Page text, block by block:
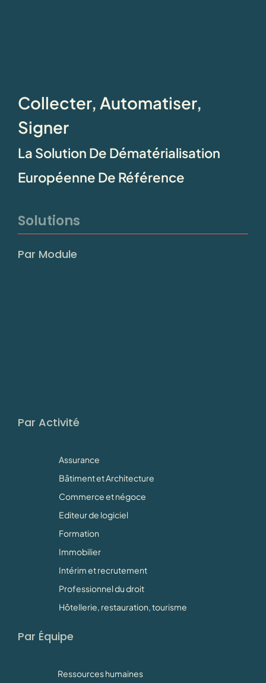
Collecter, Automatiser,
Signer
La Solution De Dématérialisation
Européenne De Référence
Solutions
Par Module
Par Activité
Assurance
Bâtiment et Architecture
Commerce et négoce
Editeur de logiciel
Formation
Immobilier
Intérim et recrutement
Professionnel du droit
Hôtellerie, restauration, tourisme
Par Équipe
Ressources humaines